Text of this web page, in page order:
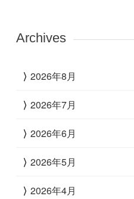
Archives
2026年8月
2026年7月
2026年6月
2026年5月
2026年4月